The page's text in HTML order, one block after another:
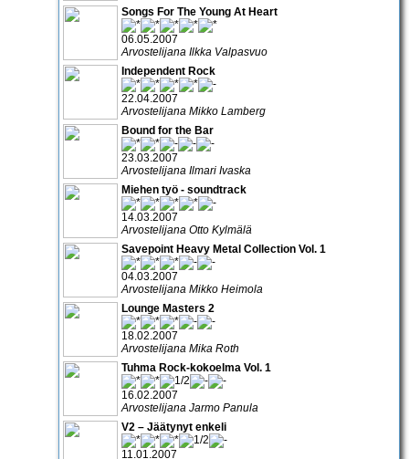
Songs For The Young At Heart
06.05.2007
Arvostelijana Ilkka Valpasvuo
Independent Rock
22.04.2007
Arvostelijana Mikko Lamberg
Bound for the Bar
23.03.2007
Arvostelijana Ilmari Ivaska
Miehen työ - soundtrack
14.03.2007
Arvostelijana Otto Kylmälä
Savepoint Heavy Metal Collection Vol. 1
04.03.2007
Arvostelijana Mikko Heimola
Lounge Masters 2
18.02.2007
Arvostelijana Mika Roth
Tuhma Rock-kokoelma Vol. 1
16.02.2007
Arvostelijana Jarmo Panula
V2 – Jäätynyt enkeli
11.01.2007